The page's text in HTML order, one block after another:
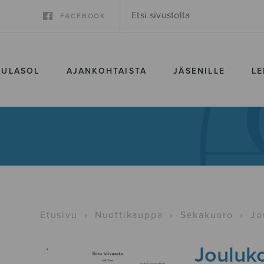
FACEBOOK
AJANKOHTAISTA JÄSENILLE
Etusivu › Nuottikauppa › Sekakuoro ›